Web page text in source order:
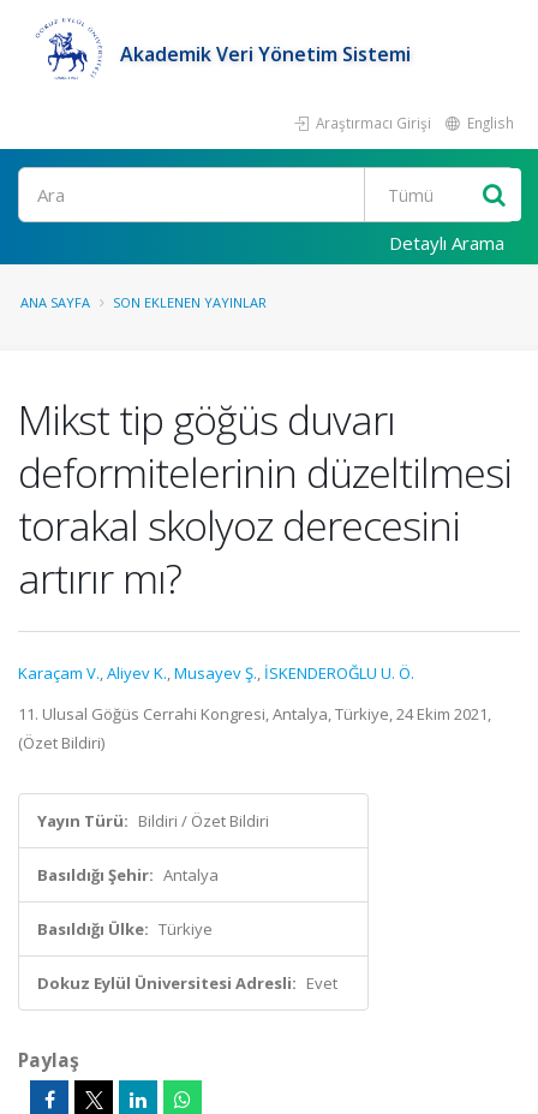
Akademik Veri Yönetim Sistemi
Araştırmacı Girişi English
Ara
Detaylı Arama
ANA SAYFA SON EKLENEN YAYINLAR
Mikst tip göğüs duvarı
deformitelerinin düzeltilmesi
torakal skolyoz derecesini
artırır mı?
Karaçam V.,Aliyev K.,Musayev Ş., İSKENDEROĞLU U. Ö.
11. Ulusal Göğüs Cerrahi Kongresi, Antalya, Türkiye, 24 Ekim 2021,
(Özet Bildiri)
Yayın Türü: Bildiri / Özet Bildiri
Basıldığı Şehir: Antalya
Basıldığı Ülke: Türkiye
Dokuz Eylül Üniversitesi Adresli: Evet
Paylaş